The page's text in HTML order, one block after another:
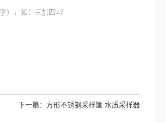
），如：三加四=7
下一篇： 方形不锈钢采样筐 水质采样器